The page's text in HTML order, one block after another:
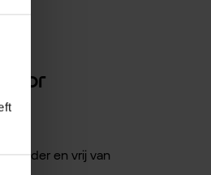
helder en vrij van